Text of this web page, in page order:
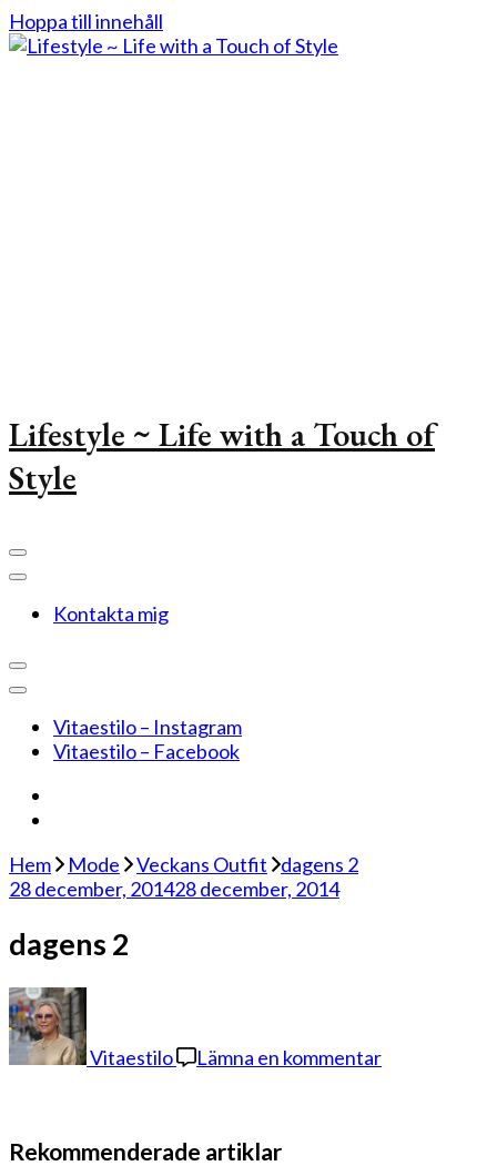
Hoppa till innehåll
Lifestyle ~ Life with a Touch of
Style
Kontakta mig
Vitaestilo – Instagram
Vitaestilo – Facebook
Hem Mode Veckans Outfit
dagens 2
28 december, 201428 december, 2014
dagens 2
Vitaestilo Lämna en kommentar
Rekommenderade artiklar